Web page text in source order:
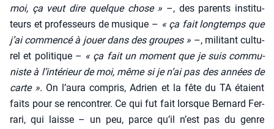
moi, ça veut dire quelque chose » –, des parents ins­ti­tu­
teurs et pro­fes­seurs de musique – « ça fait long­temps que
j’ai com­men­cé à jouer dans des groupes » –, mili­tant cultu­
rel et poli­tique – « ça fait un moment que je suis com­mu­
niste à l’intérieur de moi, même si je n’ai pas des années de
carte ». On l’aura com­pris, Adrien et la fête du TA étaient
faits pour se ren­con­trer. Ce qui fut fait lorsque Ber­nard Fer­
ra­ri, qui laisse – un peu, parce qu’il n’est pas du genre